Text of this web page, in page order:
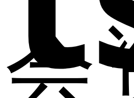
会
核心技术
重点项目
介绍
中枢神
经药
动物药
品